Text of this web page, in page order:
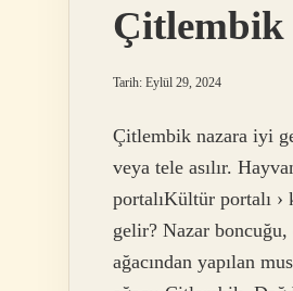
Tarih: Eylül 29, 2024
Çitlembik nazara iyi
veya tele asılır.
portalıKültür portalı
gelir? Nazar
ağacından yapılan